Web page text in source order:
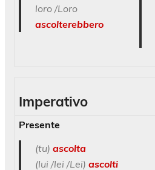
loro /Loro
ascolterebbero
Imperativo
Presente
(tu) ascolta
(lui /lei /Lei) ascolti